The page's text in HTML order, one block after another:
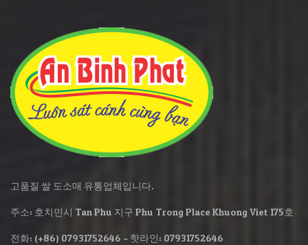
고품질 쌀 도소매 유통업체입니다.
주소: 호치민시 Tan Phu 지구 Phu Trong Place Khuong Viet 175호
전화: (+86) 07931752646 – 핫라인: 07931752646